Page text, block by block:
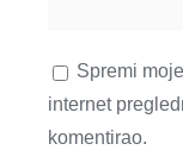
Spremi
internet
komentirao.